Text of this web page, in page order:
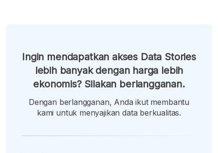
Ingin mendapatkan akses Data Stories
lebih banyak dengan harga lebih
ekonomis? Silakan berlangganan.
Dengan berlangganan, Anda ikut membantu
kami untuk menyajikan data berkualitas.